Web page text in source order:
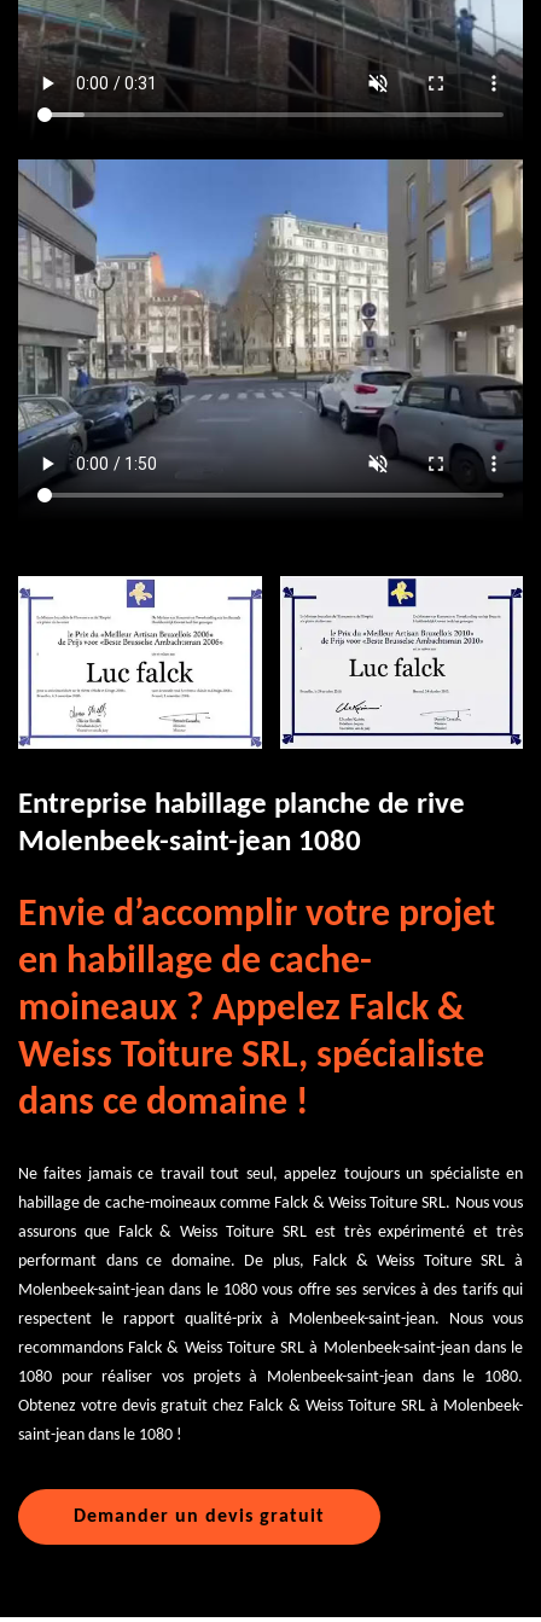
Entreprise habillage planche de rive
Molenbeek-saint-jean 1080
Envie d’accomplir votre projet
en habillage de cache-
moineaux ? Appelez Falck &
Weiss Toiture SRL, spécialiste
dans ce domaine !
Ne faites jamais ce travail tout seul, appelez toujours un spécialiste en
habillage de cache-moineaux comme Falck & Weiss Toiture SRL. Nous vous
assurons que Falck & Weiss Toiture SRL est très expérimenté et très
performant dans ce domaine. De plus, Falck & Weiss Toiture SRL à
Molenbeek-saint-jean dans le 1080 vous offre ses services à des tarifs qui
respectent le rapport qualité-prix à Molenbeek-saint-jean. Nous vous
recommandons Falck & Weiss Toiture SRL à Molenbeek-saint-jean dans le
1080 pour réaliser vos projets à Molenbeek-saint-jean dans le 1080.
Obtenez votre devis gratuit chez Falck & Weiss Toiture SRL à Molenbeek-
saint-jean dans le 1080 !
Demander un devis gratuit